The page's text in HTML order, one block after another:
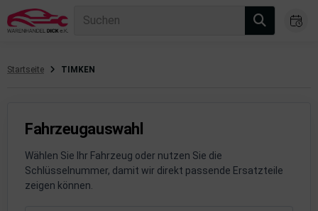
Suchen
Startseite TIMKEN
Fahrzeugauswahl
Wählen Sie Ihr Fahrzeug oder nutzen Sie die
Schlüsselnummer, damit wir direkt passende Ersatzteile
zeigen können.
Anbauteile